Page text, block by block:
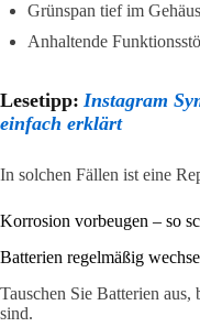
Grünspan tief im
Anhaltende
Lesetipp: Instagram
einfach erklärt
In solchen Fällen ist eine
Korrosion vorbeugen – so
Batterien regelmäßig
Tauschen Sie Batterien
sind.